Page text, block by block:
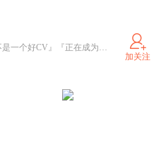
『不想当歌手的设计师，不是一个好CV』『正在成为六边形战士』『直播间偶尔动态，经常存在』
加关注